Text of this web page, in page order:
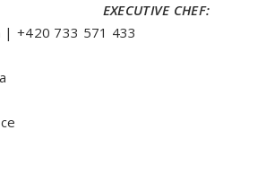
318 EXECUTIVE CHEF:
| +420 733 571 433
G. Masaryka
Skalice